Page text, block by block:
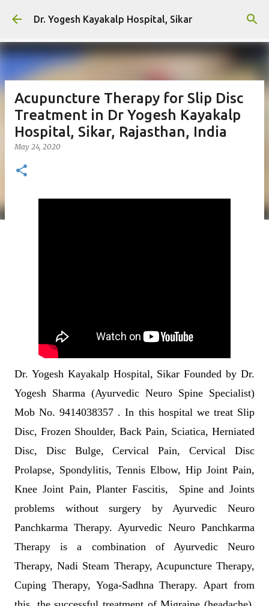
Skip to main content
Dr. Yogesh Kayakalp Hospital, Sikar
Acupuncture Therapy for Slip Disc
Treatment in Dr Yogesh Kayakalp
Hospital, Sikar, Rajasthan, India
May 24, 2020
Dr. Yogesh Kayakalp Hospital, Sikar Founded by Dr.
Yogesh Sharma (Ayurvedic Neuro Spine Specialist)
Mob No. 9414038357 . In this hospital we treat Slip
Disc, Frozen Shoulder, Back Pain, Sciatica, Herniated
Disc, Disc Bulge, Cervical Pain, Cervical Disc
Prolapse, Spondylitis, Tennis Elbow, Hip Joint Pain,
Knee Joint Pain, Planter Fascitis, Spine and Joints
problems without surgery by Ayurvedic Neuro
Panchkarma Therapy. Ayurvedic Neuro Panchkarma
Therapy is a combination of Ayurvedic Neuro
Therapy, Nadi Steam Therapy, Acupuncture Therapy,
Cuping Therapy, Yoga-Sadhna Therapy. Apart from